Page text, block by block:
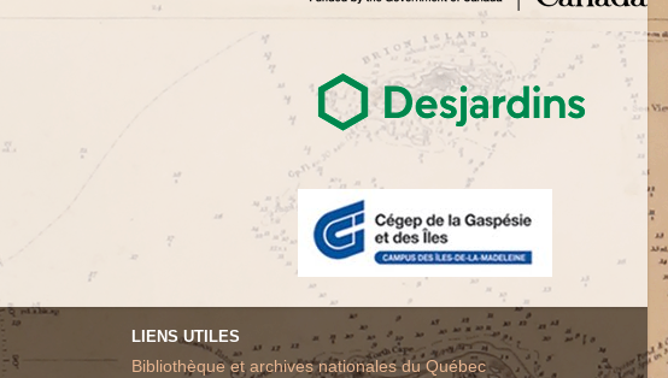
LIENS UTILES
Bibliothèque et archives nationales du Québec